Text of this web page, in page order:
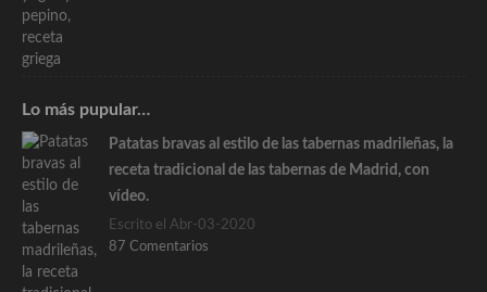
Lo más pupular…
Patatas bravas al estilo de las tabernas madrileñas, la
receta tradicional de las tabernas de Madrid, con
vídeo.
Escrito el Abr-03-2020
87 Comentarios